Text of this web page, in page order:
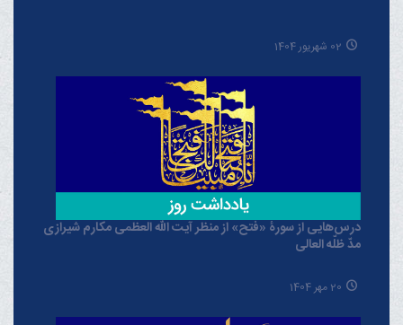
02 شهریور 1404
درس‌هایی از سورۀ «فتح» از منظر آیت الله العظمی مکارم شیرازی
مدّ ظلّه العالی
20 مهر 1404